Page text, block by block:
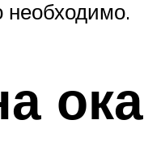
необходимо.